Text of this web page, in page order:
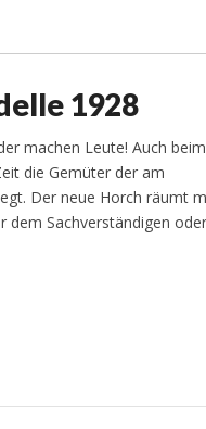
1928
machen Leute! Auch
die Gemüter der am
Der neue Horch räumt
dem Sachverständigen